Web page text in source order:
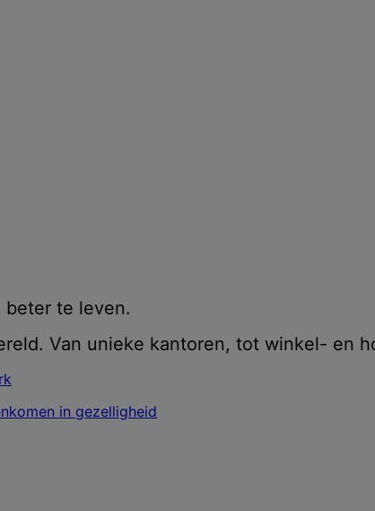
te leven.
Van unieke kantoren, tot winkel- en